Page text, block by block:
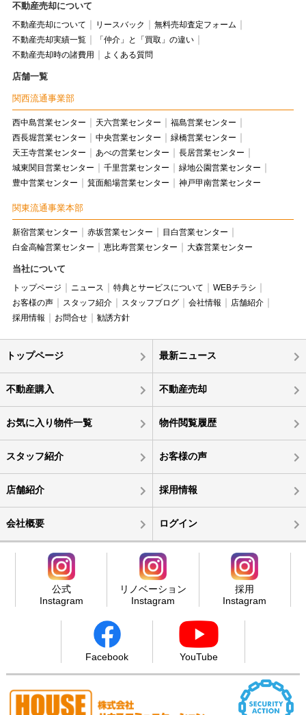
不動産売却について
不動産売却について リースバック
無料売却査定フォーム
不動産売却実績一覧
「仲介」と「買取」の違い
不動産売却時の諸費用
よくある質問
店舗一覧
関西流通事業部
西中島営業センター 天六営業センター
福島営業センター
西長堀営業センター
中央営業センター
緑橋営業センター
天王寺営業センター
あべの営業センター
長居営業センター
城東関目営業センター
千里営業センター
緑地公園営業センター
豊中営業センター
箕面船場営業センター 神戸甲南営業センター
関東流通事業本部
新宿営業センター 赤坂営業センター
目白営業センター
白金高輪営業センター
恵比寿営業センター 大森営業センター
当社について
トップページ ニュース 特典とサービスについて
WEBチラシ
お客様の声
スタッフ紹介 スタッフブログ 会社情報
店舗紹介
採用情報
お問合せ 勧誘方針
トップページ 最新ニュース
不動産購入 不動産売却
お気に入り物件一覧 物件閲覧履歴
スタッフ紹介 お客様の声
店舗紹介 採用情報
会社概要 ログイン
公式
Instagram
リノベーション
Instagram
採用
Instagram
Facebook YouTube